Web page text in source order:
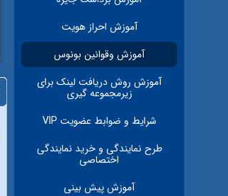
آموزش احراز هویت
آموزش وقوانين بونوس
آموزش روش دریافت لينک براى
زيرمجموعه گيرى
شرایط و ضوابط عضویت VIP
طرح نمايندگى و خريد نمايندگى
اختصاصى
آموزش پيش بينی